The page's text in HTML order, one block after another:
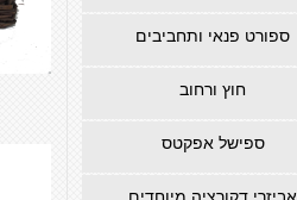
ספורט פנאי ותחביבים
חוץ ורחוב
ספישל אפקטס